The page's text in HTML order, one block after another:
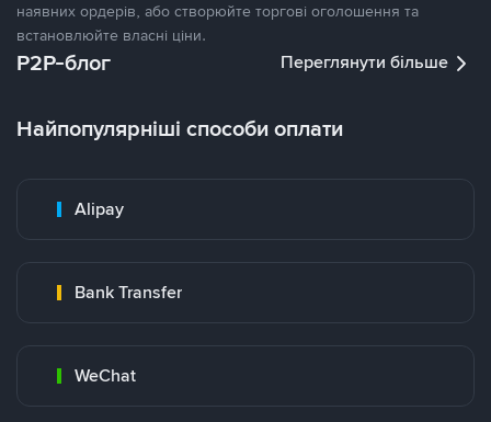
наявних ордерів, або створюйте торгові оголошення та
встановлюйте власні ціни.
P2P-блог Переглянути більше
Найпопулярніші способи оплати
Alipay
Bank Transfer
WeChat